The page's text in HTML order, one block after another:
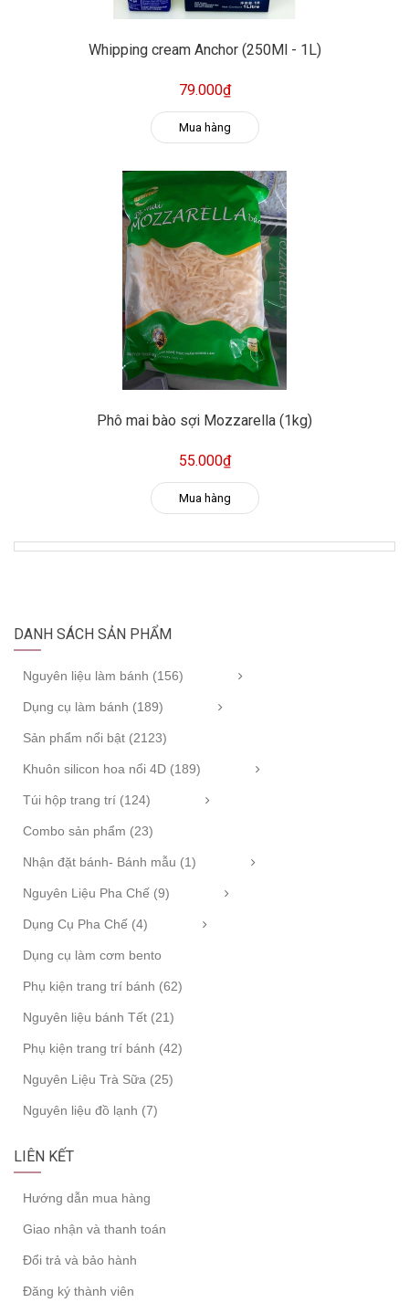
Whipping cream Anchor (250Ml - 1L)
79.000₫
Mua hàng
Phô mai bào sợi Mozzarella (1kg)
55.000₫
Mua hàng
DANH SÁCH SẢN PHẨM
Nguyên liệu làm bánh (156)
Dụng cụ làm bánh (189)
Sản phẩm nổi bật (2123)
Khuôn silicon hoa nổi 4D (189)
Túi hộp trang trí (124)
Combo sản phẩm (23)
Nhận đặt bánh- Bánh mẫu (1)
Nguyên Liệu Pha Chế (9)
Dụng Cụ Pha Chế (4)
Dụng cụ làm cơm bento
Phụ kiện trang trí bánh (62)
Nguyên liệu bánh Tết (21)
Phụ kiện trang trí bánh (42)
Nguyên Liệu Trà Sữa (25)
Nguyên liệu đồ lạnh (7)
LIÊN KẾT
Hướng dẫn mua hàng
Giao nhận và thanh toán
Đổi trả và bảo hành
Đăng ký thành viên